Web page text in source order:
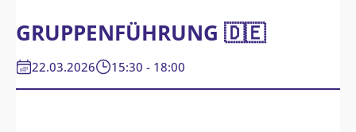
GRUPPENFÜHRUNG 🇩🇪
22.03.2026 15:30 - 18:00